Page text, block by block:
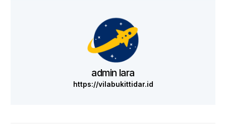
admin lara
https://vilabukittidar.id